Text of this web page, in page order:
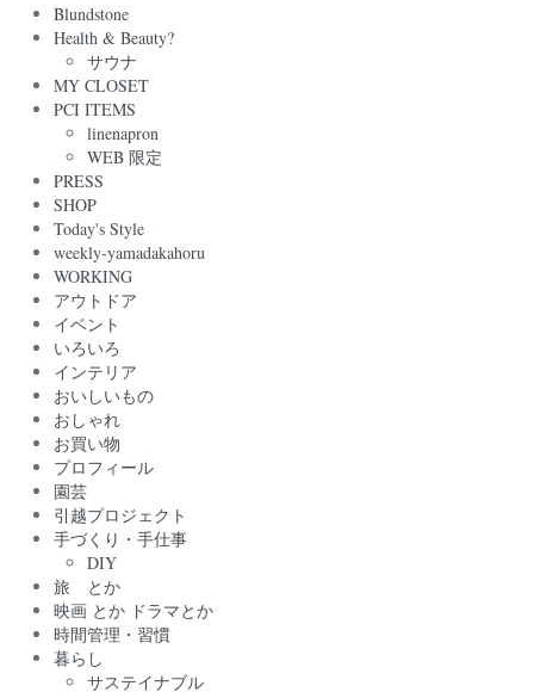
Blundstone
Health & Beauty?
サウナ
MY CLOSET
PCI ITEMS
linenapron
WEB 限定
PRESS
SHOP
Today's Style
weekly-yamadakahoru
WORKING
アウトドア
イベント
いろいろ
インテリア
おいしいもの
おしゃれ
お買い物
プロフィール
園芸
引越プロジェクト
手づくり・手仕事
DIY
旅 とか
映画 とか ドラマとか
時間管理・習慣
暮らし
サステイナブル